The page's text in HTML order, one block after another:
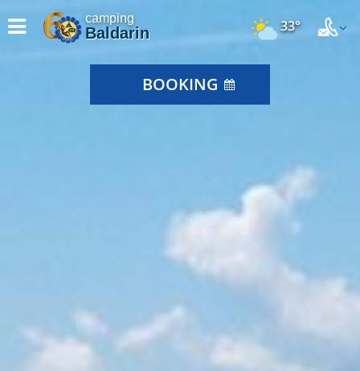
camping
Baldarin 33°
BOOKING